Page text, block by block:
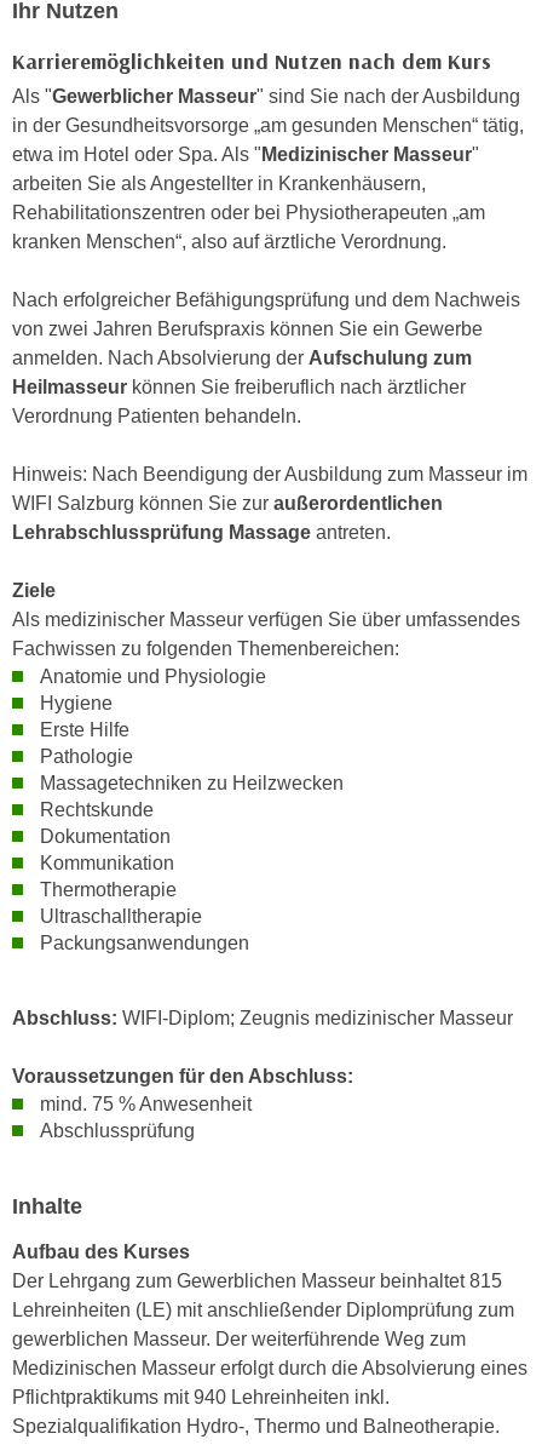
Ihr Nutzen
Karrieremöglichkeiten und Nutzen nach dem Kurs
Als "Gewerblicher Masseur" sind Sie nach der Ausbildung
in der Gesundheitsvorsorge „am gesunden Menschen“ tätig,
etwa im Hotel oder Spa. Als " Medizinischer Masseur"
arbeiten Sie als Angestellter in Krankenhäusern,
Rehabilitationszentren oder bei Physiotherapeuten „am
kranken Menschen“, also auf ärztliche Verordnung.
Nach erfolgreicher Befähigungsprüfung und dem Nachweis
von zwei Jahren Berufspraxis können Sie ein Gewerbe
anmelden. Nach Absolvierung der Aufschulung zum
Heilmasseur können Sie freiberuflich nach ärztlicher
Verordnung Patienten behandeln.
Hinweis: Nach Beendigung der Ausbildung zum Masseur im
WIFI Salzburg können Sie zur außerordentlichen
Lehrabschlussprüfung Massage antreten.
Ziele
Als medizinischer Masseur verfügen Sie über umfassendes
Fachwissen zu folgenden Themenbereichen:
Anatomie und Physiologie
Hygiene
Erste Hilfe
Pathologie
Massagetechniken zu Heilzwecken
Rechtskunde
Dokumentation
Kommunikation
Thermotherapie
Ultraschalltherapie
Packungsanwendungen
Abschluss: WIFI-Diplom; Zeugnis medizinischer Masseur
Voraussetzungen für den Abschluss:
mind. 75 % Anwesenheit
Abschlussprüfung
Inhalte
Aufbau des Kurses
Der Lehrgang zum Gewerblichen Masseur beinhaltet 815
Lehreinheiten (LE) mit anschließender Diplomprüfung zum
gewerblichen Masseur. Der weiterführende Weg zum
Medizinischen Masseur erfolgt durch die Absolvierung eines
Pflichtpraktikums mit 940 Lehreinheiten inkl.
Spezialqualifikation Hydro-, Thermo und Balneotherapie.
e
e
n
“
k
l
i
c
e
n
,
v
e
w
e
n
e
n
w
i
r
i
e
l
o
r
i
e
e
t
o
s
h
t
z
a
b
k
o
m
e
n
z
w
i
c
h
e
E
U
-
U
S
A
u
n
t
r
w
o
e
h
a
b
n
W
e
n
n
S
i
e